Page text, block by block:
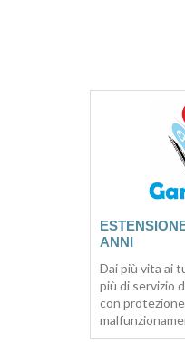
ANNI
Dai più vita ai
più di servizio
con